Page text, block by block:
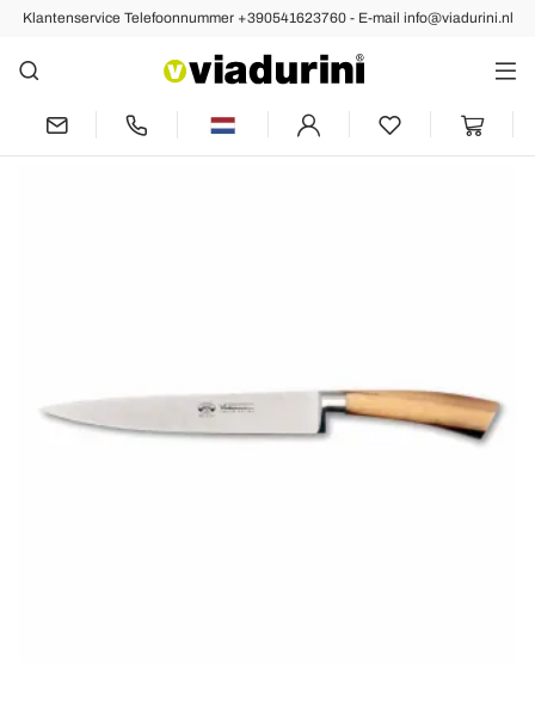
Klantenservice Telefoonnummer +390541623760 - E-mail info@viadurini.nl
Vorige Volgende
Roestvrijstalen fileermes, Berti exclusief
voor Viadurini - Rodino